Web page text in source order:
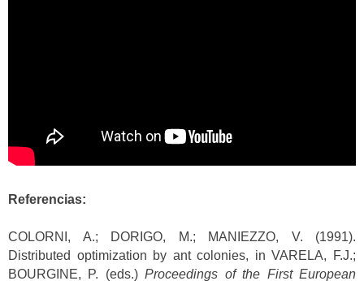
Referencias:
COLORNI, A.; DORIGO, M.; MANIEZZO, V. (1991).
Distributed optimization by ant colonies, in VARELA, F.J.;
BOURGINE, P. (eds.)Proceedings of the First European